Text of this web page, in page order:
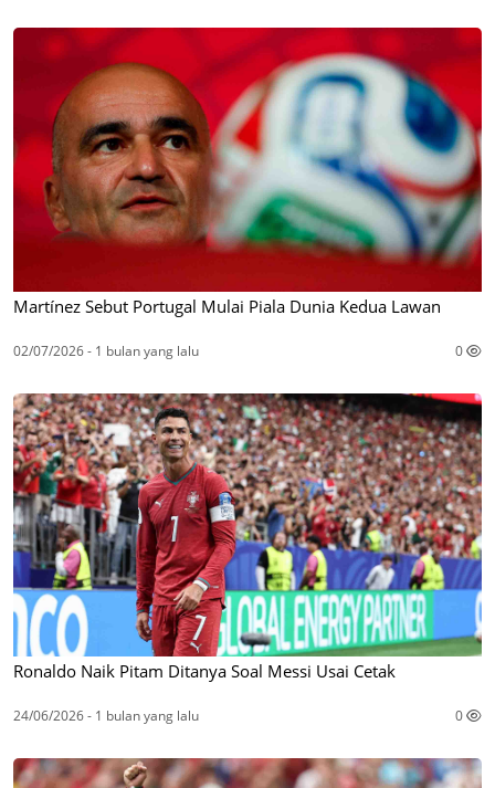
Martínez Sebut Portugal Mulai Piala Dunia Kedua Lawan
02/07/2026 - 1 bulan yang lalu 0
Ronaldo Naik Pitam Ditanya Soal Messi Usai Cetak
24/06/2026 - 1 bulan yang lalu 0